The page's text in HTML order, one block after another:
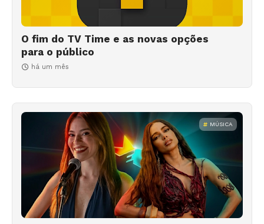
O fim do TV Time e as novas opções
para o público
há um mês
MÚSICA